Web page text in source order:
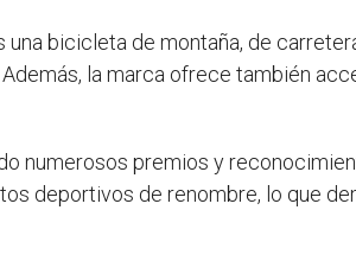
bicicleta de montaña, de
la marca ofrece también
numerosos premios y
deportivos de renombre, lo que